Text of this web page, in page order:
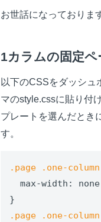
お世話になっておりま
1カラムの固定
以下のCSSをダッシ
マのstyle.cssに貼り付
プレートを選んだとき
す。
.page .one-column
max-width :
.page
.one-column